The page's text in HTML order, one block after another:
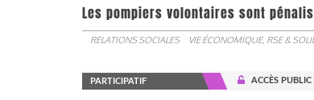
Les pompiers volontaires sont
RELATIONS SOCIALES VIE ÉCONOMIQUE, RSE &
PARTICIPATIF ACCÈS PUBLIC